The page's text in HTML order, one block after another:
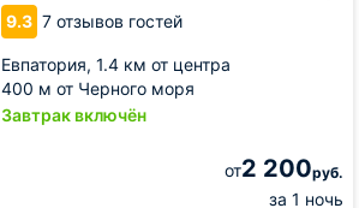
9.3 7 отзывов гостей
Евпатория, 1.4 км от центра
400 м от Черного моря
Завтрак включён
от2 200руб.
за 1 ночь